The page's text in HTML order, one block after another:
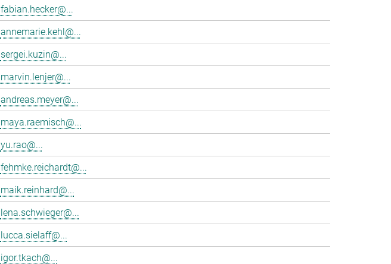
fabian.hecker@...
annemarie.kehl@...
sergei.kuzin@...
marvin.lenjer@...
andreas.meyer@...
maya.raemisch@...
yu.rao@...
fehmke.reichardt@...
maik.reinhard@...
lena.schwieger@...
lucca.sielaff@...
igor.tkach@...